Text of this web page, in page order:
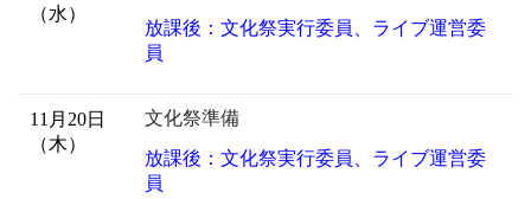
（水）
放課後：文化祭実行委員、ライブ運営委
員
11月20日
（木）
文化祭準備
放課後：文化祭実行委員、ライブ運営委
員